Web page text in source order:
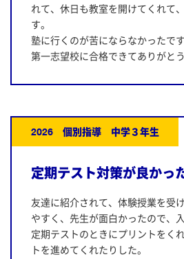
れて、休日も教室を開けてくれて
す。
塾に行くのが苦にならなかったです
第一志望校に合格できてありがと
2026 個別指導 中学３年生
定期テスト対策が良かっ
友達に紹介されて、体験授業を受
やすく、先生が面白かったので、
定期テストのときにプリントをく
トを進めてくれたりした。